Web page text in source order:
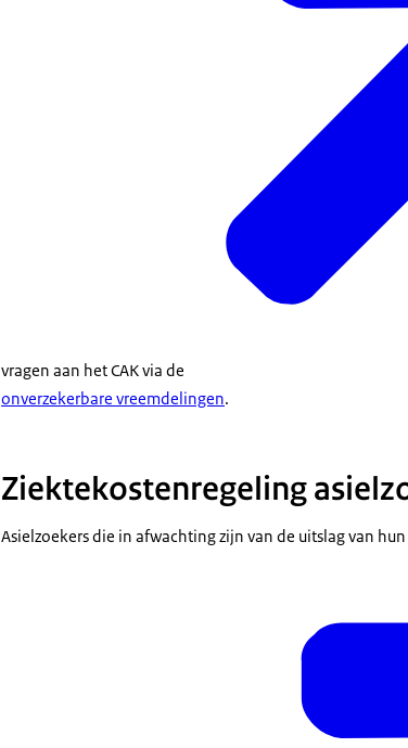
vragen aan het CAK via de
onverzekerbare vreemdelingen.
Ziektekostenregeling
Asielzoekers die in afwachting zijn van de uitslag van